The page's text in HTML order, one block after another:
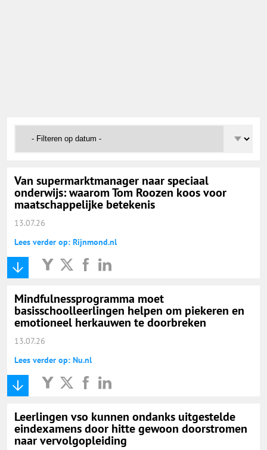
Yurls.net
Vacaturewijzer Basisonderwijs
Van supermarktmanager naar speciaal
onderwijs: waarom Tom Roozen koos voor
maatschappelijke betekenis
13.07.26
Lees verder op: Rijnmond.nl
Mindfulnessprogramma moet
basisschoolleerlingen helpen om piekeren en
emotioneel herkauwen te doorbreken
13.07.26
Lees verder op: Nu.nl
Leerlingen vso kunnen ondanks uitgestelde
eindexamens door hitte gewoon doorstromen
naar vervolgopleiding